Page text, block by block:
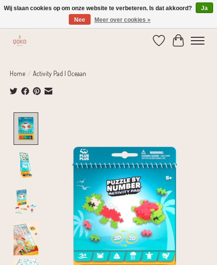
Verzending 1-2 dagen | Gratis verzending vanaf € 75,-
Verlanglijst
Home / Activity Pad | Oceaan
Wij slaan cookies op om onze website te verbeteren. Is dat akkoord?
Ja
Nee
Meer over cookies »